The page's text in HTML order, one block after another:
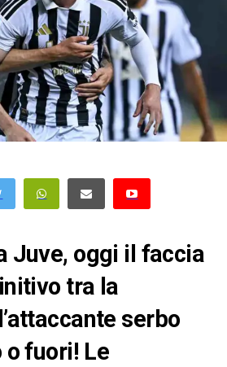
Juve, oggi il faccia
tra la
serbo
fuori! Le